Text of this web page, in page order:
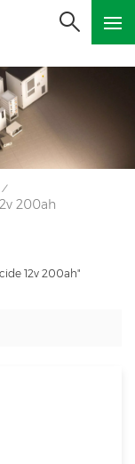
/
200ah
12v 200ah"